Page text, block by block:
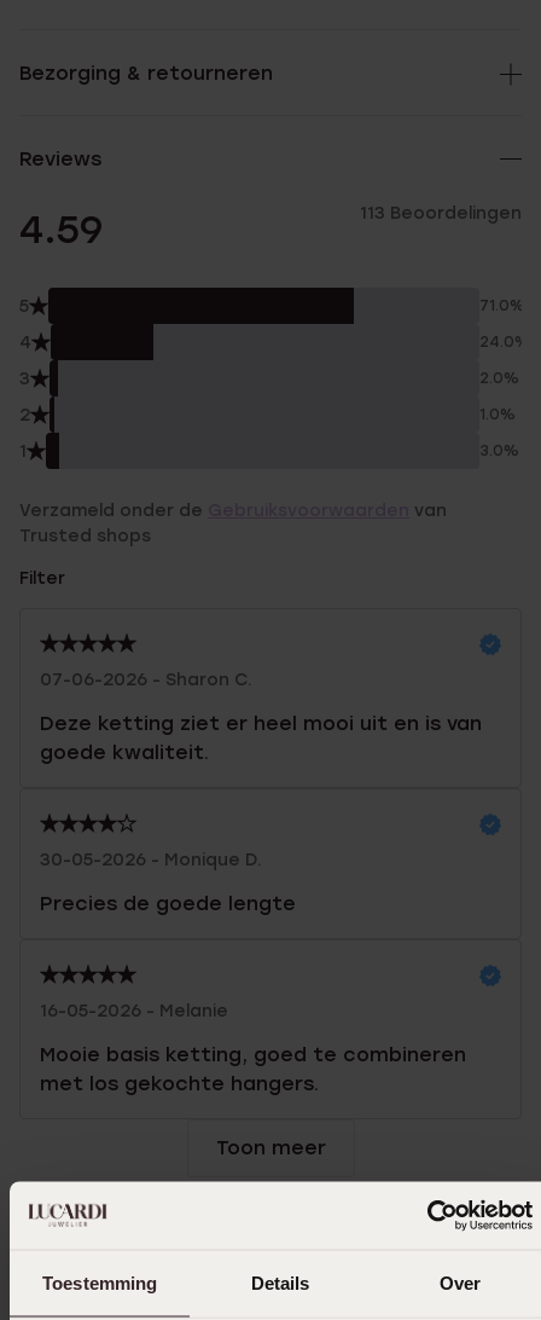
Toestemming Details Over
Bezorging & retourneren
Reviews
4.59 113 Beoordelingen
5 71.0%
4 24.0%
3 2.0%
2 1.0%
1 3.0%
Verzameld onder de
van
Trusted shops
Filter
07-06-2026 - Sharon C.
Deze ketting ziet er heel mooi uit en is van
goede kwaliteit.
30-05-2026 - Monique D.
Precies de goede lengte
16-05-2026 - Melanie
Mooie basis ketting, goed te combineren
met los gekochte hangers.
Toon meer